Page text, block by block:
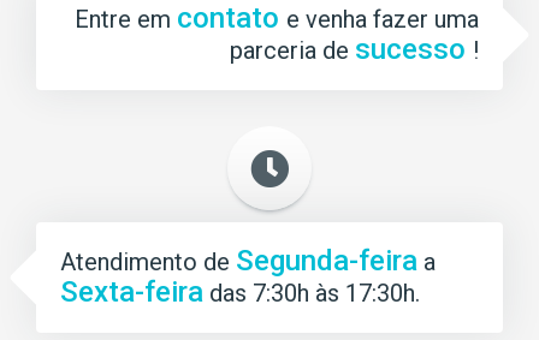
Entre em contato e venha fazer uma
parceria de sucesso !
Atendimento de Segunda-feira a
Sexta-feira das 7:30h às 17:30h.